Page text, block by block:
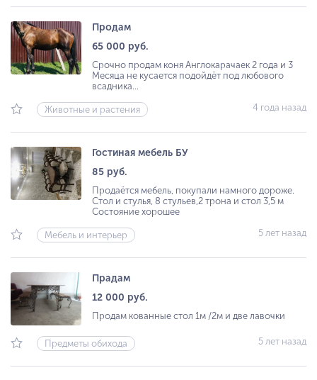
Продам
65 000 руб.
Срочно продам коня Англокарачаек 2 года и 3
Месяца не кусается подойдёт под любового
всадника...
Животные и растения 4 года назад
Гостиная мебель БУ
85 руб.
Продаётся мебель, покупали намного дороже.
Стол и стулья, 8 стульев,2 трона и стол 3,5 м
Состояние хорошее
Мебель и интерьер 5 лет назад
Прадам
12 000 руб.
Продам кованные стол 1м /2м и две лавочки
Предметы обихода 5 лет назад